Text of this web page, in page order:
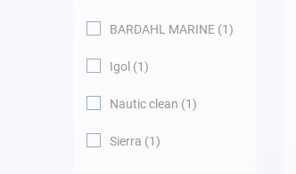
BARDAHL MARINE 1
Igol 1
Nautic clean 1
Sierra 1